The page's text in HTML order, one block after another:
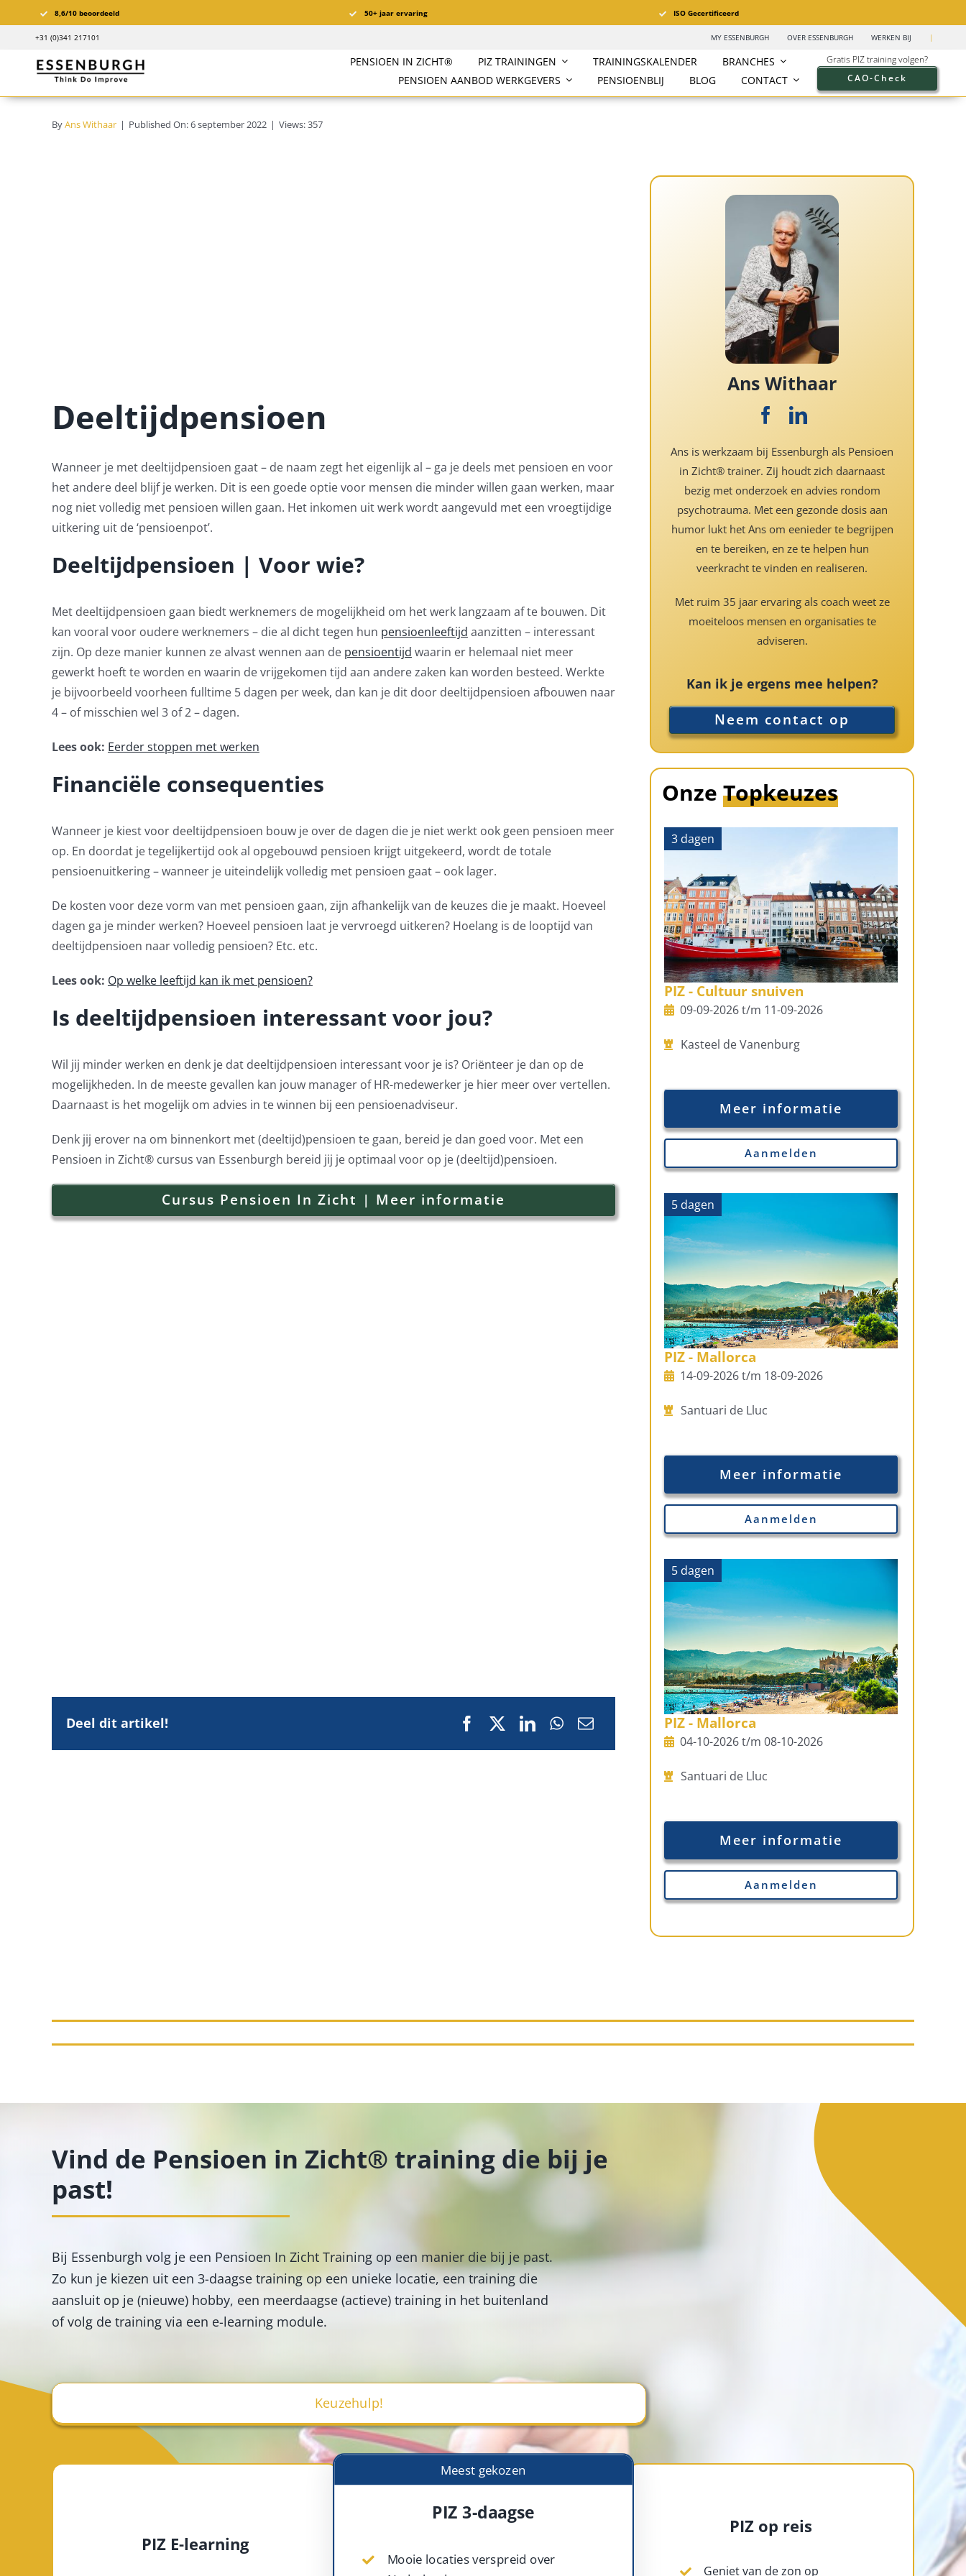
naar
8,6/10 beoordeeld 50+ jaar ervaring ISO Gecertificeerd
+31 (0)341 217101 MY ESSENBURGH OVER ESSENBURGH WERKEN BIJ |
PENSIOEN IN ZICHT®️ PIZ TRAININGEN TRAININGSKALENDER
BRANCHES
PENSIOEN AANBOD WERKGEVERS
PENSIOENBLIJ BLOG CONTACT
Gratis PIZ training volgen?
CAO-Check
ByAns Withaar | Published On: 6 september 2022 | Views: 357
Deeltijdpensioen
Wanneer je met deeltijdpensioen gaat – de naam zegt het eigenlijk al – ga je deels met pensioen en voor
het andere deel blijf je werken. Dit is een goede optie voor mensen die minder willen gaan werken, maar
nog niet volledig met pensioen willen gaan. Het inkomen uit werk wordt aangevuld met een vroegtijdige
uitkering uit de ‘pensioenpot’.
Deeltijdpensioen | Voor wie?
Met deeltijdpensioen gaan biedt werknemers de mogelijkheid om het werk langzaam af te bouwen. Dit
kan vooral voor oudere werknemers – die al dicht tegen hun pensioenleeftijd aanzitten – interessant
zijn. Op deze manier kunnen ze alvast wennen aan de pensioentijd waarin er helemaal niet meer
gewerkt hoeft te worden en waarin de vrijgekomen tijd aan andere zaken kan worden besteed. Werkte
je bijvoorbeeld voorheen fulltime 5 dagen per week, dan kan je dit door deeltijdpensioen afbouwen naar
4 – of misschien wel 3 of 2 – dagen.
Lees ook: Eerder stoppen met werken
Financiële consequenties
Wanneer je kiest voor deeltijdpensioen bouw je over de dagen die je niet werkt ook geen pensioen meer
op. En doordat je tegelijkertijd ook al opgebouwd pensioen krijgt uitgekeerd, wordt de totale
pensioenuitkering – wanneer je uiteindelijk volledig met pensioen gaat – ook lager.
De kosten voor deze vorm van met pensioen gaan, zijn afhankelijk van de keuzes die je maakt. Hoeveel
dagen ga je minder werken? Hoeveel pensioen laat je vervroegd uitkeren? Hoelang is de looptijd van
deeltijdpensioen naar volledig pensioen? Etc. etc.
Lees ook: Op welke leeftijd kan ik met pensioen?
Is deeltijdpensioen interessant voor jou?
Wil jij minder werken en denk je dat deeltijdpensioen interessant voor je is? Oriënteer je dan op de
mogelijkheden. In de meeste gevallen kan jouw manager of HR-medewerker je hier meer over vertellen.
Daarnaast is het mogelijk om advies in te winnen bij een pensioenadviseur.
Denk jij erover na om binnenkort met (deeltijd)pensioen te gaan, bereid je dan goed voor. Met een
Pensioen in Zicht® cursus van Essenburgh bereid jij je optimaal voor op je (deeltijd)pensioen.
Cursus Pensioen In Zicht | Meer informatie
Deel dit artikel!
Ans Withaar
Ans is werkzaam bij Essenburgh als Pensioen
in Zicht® trainer. Zij houdt zich daarnaast
bezig met onderzoek en advies rondom
psychotrauma. Met een gezonde dosis aan
humor lukt het Ans om eenieder te begrijpen
en te bereiken, en ze te helpen hun
veerkracht te vinden en realiseren.
Met ruim 35 jaar ervaring als coach weet ze
moeiteloos mensen en organisaties te
adviseren.
Kan ik je ergens mee helpen?
Neem contact op
Onze Topkeuzes
3 dagen
PIZ - Cultuur snuiven
09-09-2026 t/m 11-09-2026
Kasteel de Vanenburg
Meer informatie
Aanmelden
5 dagen
PIZ - Mallorca
14-09-2026 t/m 18-09-2026
Santuari de Lluc
Meer informatie
Aanmelden
5 dagen
PIZ - Mallorca
04-10-2026 t/m 08-10-2026
Santuari de Lluc
Meer informatie
Aanmelden
Vind de Pensioen in Zicht® training die bij je
past!
Bij Essenburgh volg je een Pensioen In Zicht Training op een manier die bij je past.
Zo kun je kiezen uit een 3-daagse training op een unieke locatie, een training die
aansluit op je (nieuwe) hobby, een meerdaagse (actieve) training in het buitenland
of volg de training via een e-learning module.
Keuzehulp!
PIZ E-learning
Meest gekozen
PIZ 3-daagse
Mooie locaties verspreid over
PIZ op reis
Geniet van de zon op